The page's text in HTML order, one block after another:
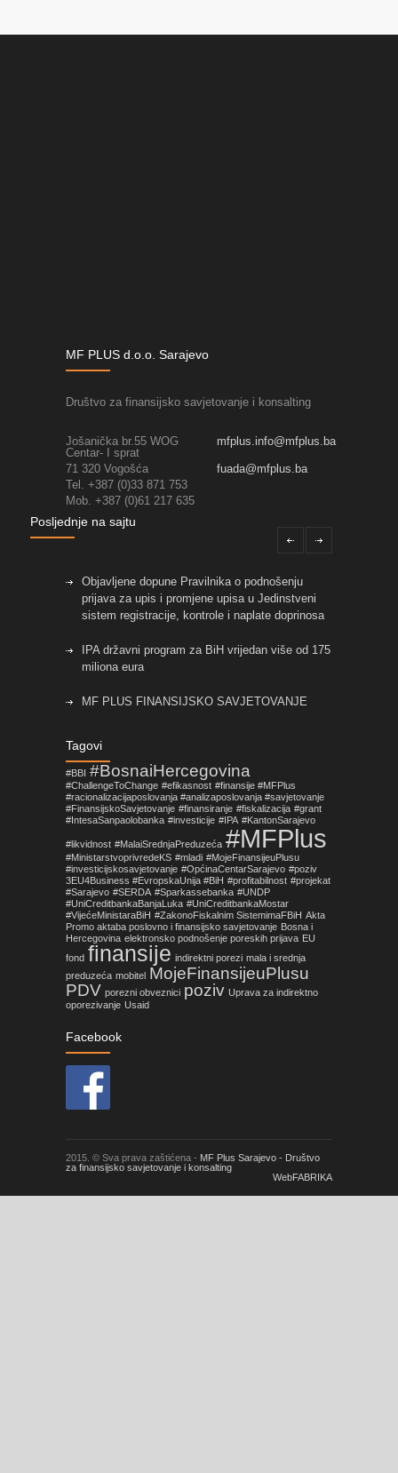
MF PLUS d.o.o. Sarajevo
Društvo za finansijsko savjetovanje i konsalting
Jošanička br.55 WOG
Centar- I sprat
mfplus.info@mfplus.ba
71 320 Vogošća
fuada@mfplus.ba
Tel. +387 (0)33 871 753
Mob. +387 (0)61 217 635
Posljednje na sajtu
Objavljene dopune Pravilnika o podnošenju
prijava za upis i promjene upisa u Jedinstveni
sistem registracije, kontrole i naplate doprinosa
IPA državni program za BiH vrijedan više od 175
miliona eura
MF PLUS FINANSIJSKO SAVJETOVANJE
primjenu Zakona o fiskalnim sistemima u FBiH!
Nova prilika za mala i srednja preduzeća sa
područja Općine Centar Sarajevo
Tagovi
#BBI #BosnaiHercegovina
#ChallengeToChange #efikasnost #finansije #MFPlus
#racionalizacijaposlovanja #analizaposlovanja #savjetovanje
#FinansijskoSavjetovanje #finansiranje #fiskalizacija #grant
#IntesaSanpaolobanka #investicije #IPA #KantonSarajevo
#likvidnost #MalaiSrednjaPreduzeća #MFPlus
#MinistarstvoprivredeKS #mladi #MojeFinansijeuPlusu
#investicijskosavjetovanje #OpćinaCentarSarajevo #poziv
3EU4Business #EvropskaUnija #BiH #profitabilnost #projekat
#Sarajevo #SERDA #Sparkassebanka #UNDP
#UniCreditbankaBanjaLuka #UniCreditbankaMostar
#VijećeMinistaraBiH #ZakonoFiskalnim SistemimaFBiH Akta
Promo aktaba poslovno i finansijsko savjetovanje Bosna i
Hercegovina elektronsko podnošenje poreskih prijava EU
fond finansije indirektni porezi mala i srednja
preduzeća mobitel MojeFinansijeuPlusu
PDV porezni obveznici poziv Uprava za indirektno
oporezivanje Usaid
Facebook
2015. © Sva prava zaštićena - MF Plus Sarajevo - Društvo
za finansijsko savjetovanje i konsalting
WebFABRIKA